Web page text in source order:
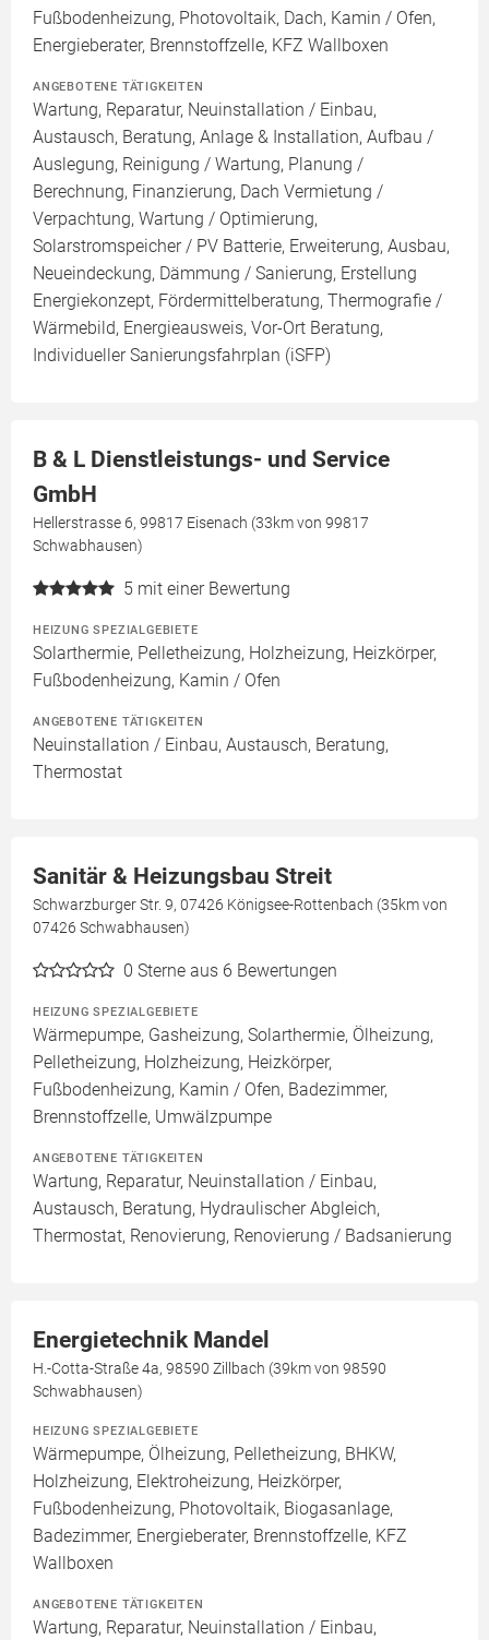
Fußbodenheizung, Photovoltaik, Dach, Kamin / Ofen,
Energieberater, Brennstoffzelle, KFZ Wallboxen
ANGEBOTENE TÄTIGKEITEN
Wartung, Reparatur, Neuinstallation / Einbau,
Austausch, Beratung, Anlage & Installation, Aufbau /
Auslegung, Reinigung / Wartung, Planung /
Berechnung, Finanzierung, Dach Vermietung /
Verpachtung, Wartung / Optimierung,
Solarstromspeicher / PV Batterie, Erweiterung, Ausbau,
Neueindeckung, Dämmung / Sanierung, Erstellung
Energiekonzept, Fördermittelberatung, Thermografie /
Wärmebild, Energieausweis, Vor-Ort Beratung,
Individueller Sanierungsfahrplan (iSFP)
B & L Dienstleistungs- und Service
GmbH
Hellerstrasse 6, 99817 Eisenach (33km von 99817
Schwabhausen)
5 mit einer Bewertung
HEIZUNG SPEZIALGEBIETE
Solarthermie, Pelletheizung, Holzheizung, Heizkörper,
Fußbodenheizung, Kamin / Ofen
ANGEBOTENE TÄTIGKEITEN
Neuinstallation / Einbau, Austausch, Beratung,
Thermostat
Sanitär & Heizungsbau Streit
Schwarzburger Str. 9, 07426 Königsee-Rottenbach (35km von
07426 Schwabhausen)
0 Sterne aus 6 Bewertungen
HEIZUNG SPEZIALGEBIETE
Wärmepumpe, Gasheizung, Solarthermie, Ölheizung,
Pelletheizung, Holzheizung, Heizkörper,
Fußbodenheizung, Kamin / Ofen, Badezimmer,
Brennstoffzelle, Umwälzpumpe
ANGEBOTENE TÄTIGKEITEN
Wartung, Reparatur, Neuinstallation / Einbau,
Austausch, Beratung, Hydraulischer Abgleich,
Thermostat, Renovierung, Renovierung / Badsanierung
Energietechnik Mandel
H.-Cotta-Straße 4a, 98590 Zillbach (39km von 98590
Schwabhausen)
HEIZUNG SPEZIALGEBIETE
Wärmepumpe, Ölheizung, Pelletheizung, BHKW,
Holzheizung, Elektroheizung, Heizkörper,
Fußbodenheizung, Photovoltaik, Biogasanlage,
Badezimmer, Energieberater, Brennstoffzelle, KFZ
Wallboxen
ANGEBOTENE TÄTIGKEITEN
Wartung, Reparatur, Neuinstallation / Einbau,